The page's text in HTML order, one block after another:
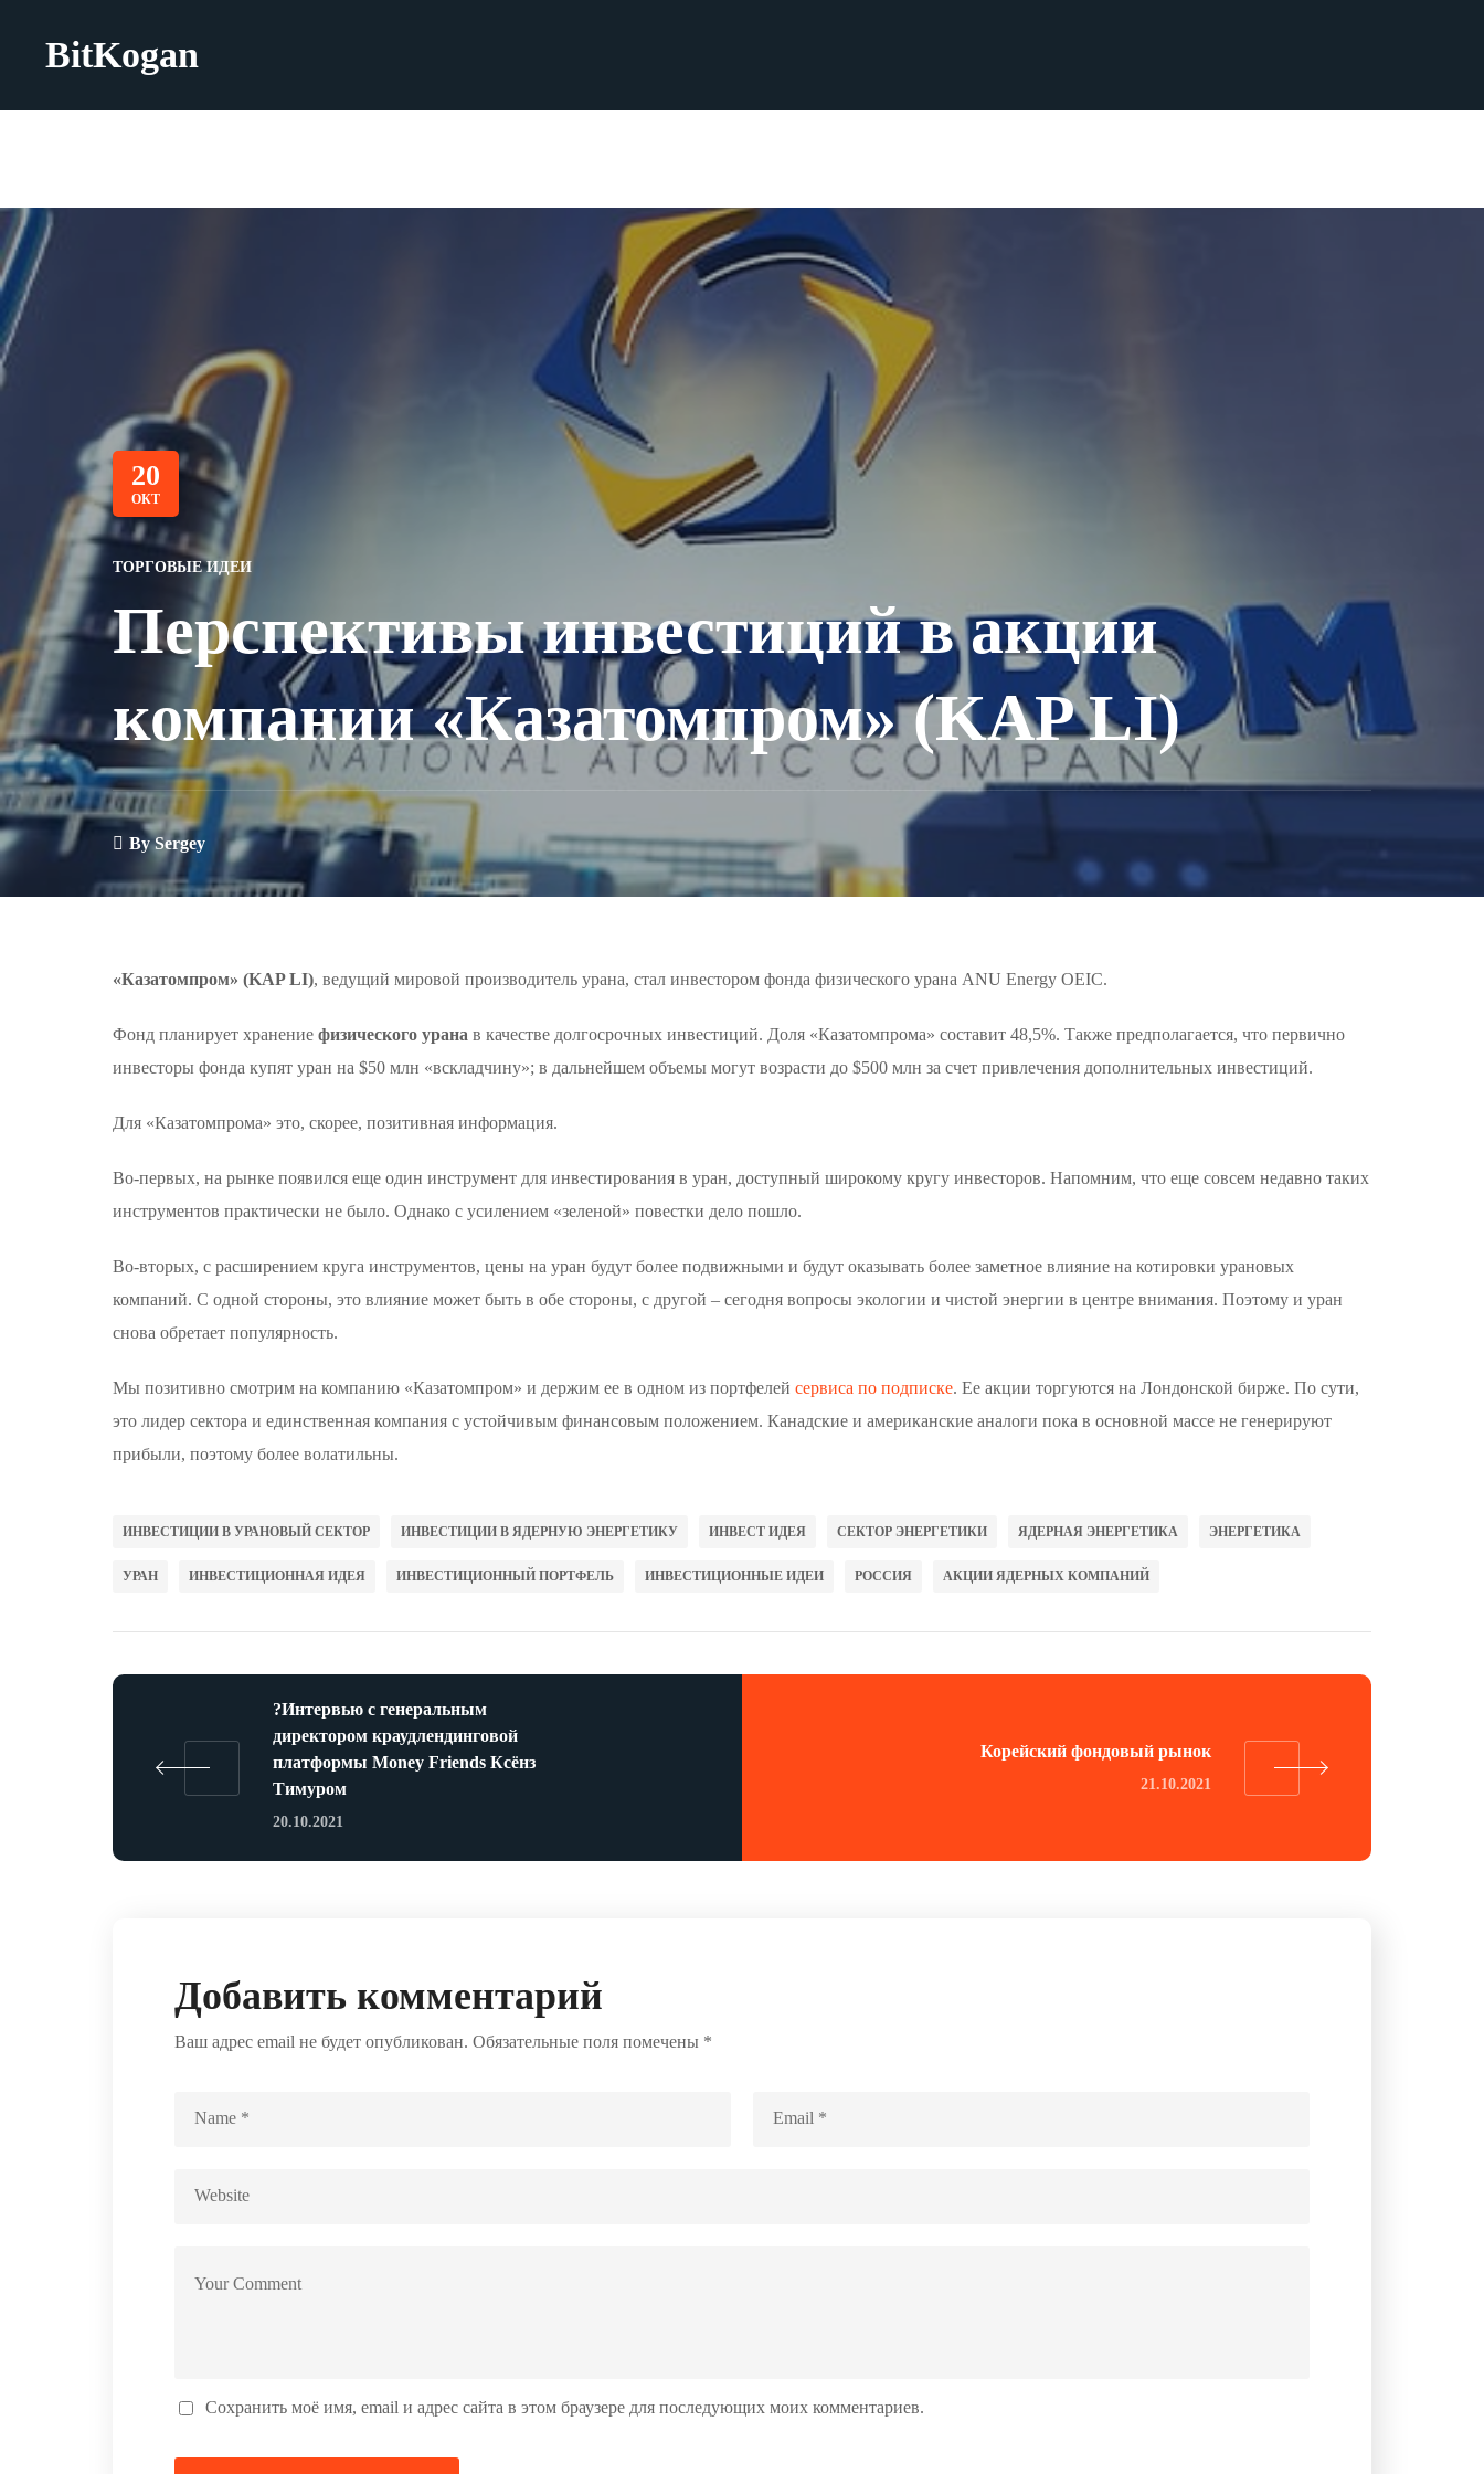
BitKogan
20
ОКТ
ТОРГОВЫЕ ИДЕИ
Перспективы инвестиций в акции
компании «Казатомпром» (KAP LI)
BySergey
«Казатомпром» (KAP LI), ведущий мировой производитель урана, стал инвестором фонда физического урана ANU Energy OEIC.
Фонд планирует хранение физического урана в качестве долгосрочных инвестиций. Доля «Казатомпрома» составит 48,5%. Также предполагается, что первично
инвесторы фонда купят уран на $50 млн «вскладчину»; в дальнейшем объемы могут возрасти до $500 млн за счет привлечения дополнительных инвестиций.
Для «Казатомпрома» это, скорее, позитивная информация.
Во-первых, на рынке появился еще один инструмент для инвестирования в уран, доступный широкому кругу инвесторов. Напомним, что еще совсем недавно таких
инструментов практически не было. Однако с усилением «зеленой» повестки дело пошло.
Во-вторых, с расширением круга инструментов, цены на уран будут более подвижными и будут оказывать более заметное влияние на котировки урановых
компаний. С одной стороны, это влияние может быть в обе стороны, с другой – сегодня вопросы экологии и чистой энергии в центре внимания. Поэтому и уран
снова обретает популярность.
Мы позитивно смотрим на компанию «Казатомпром» и держим ее в одном из портфелей сервиса по подписке. Ее акции торгуются на Лондонской бирже. По сути,
это лидер сектора и единственная компания с устойчивым финансовым положением. Канадские и американские аналоги пока в основной массе не генерируют
прибыли, поэтому более волатильны.
ИНВЕСТИЦИИ В УРАНОВЫЙ СЕКТОР ИНВЕСТИЦИИ В ЯДЕРНУЮ ЭНЕРГЕТИКУ ИНВЕСТ ИДЕЯ СЕКТОР ЭНЕРГЕТИКИ ЯДЕРНАЯ ЭНЕРГЕТИКА ЭНЕРГЕТИКА
УРАН ИНВЕСТИЦИОННАЯ ИДЕЯ ИНВЕСТИЦИОННЫЙ ПОРТФЕЛЬ ИНВЕСТИЦИОННЫЕ ИДЕИ РОССИЯ АКЦИИ ЯДЕРНЫХ КОМПАНИЙ
?Интервью с генеральным
директором краудлендинговой
платформы Money Friends Ксёнз
Тимуром
20.10.2021
Корейский фондовый рынок
21.10.2021
Добавить комментарий
Ваш адрес email не будет опубликован. Обязательные поля помечены *
Сохранить моё имя, email и адрес сайта в этом браузере для последующих моих комментариев.